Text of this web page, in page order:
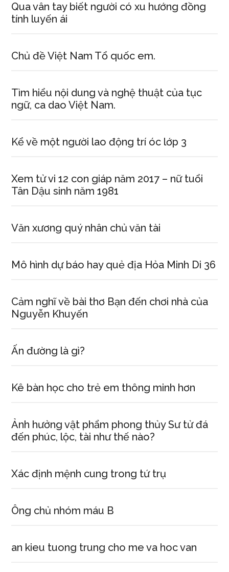
Qua vân tay biết người có xu hướng đồng
tính luyến ái
Chủ đề Việt Nam Tổ quốc em.
Tìm hiểu nội dung và nghệ thuật của tục
ngữ, ca dao Việt Nam.
Kể về một người lao động trí óc lớp 3
Xem tử vi 12 con giáp năm 2017 – nữ tuổi
Tân Dậu sinh năm 1981
Văn xương quý nhân chủ văn tài
Mô hình dự báo hay quẻ địa Hỏa Minh Di 36
Cảm nghĩ về bài thơ Bạn đến chơi nhà của
Nguyễn Khuyến
Ấn đường là gì?
Kê bàn học cho trẻ em thông minh hơn
Ảnh hưởng vật phẩm phong thủy Sư tử đá
đến phúc, lộc, tài như thế nào?
Xác định mệnh cung trong tứ trụ
Ông chủ nhóm máu B
an kieu tuong trung cho me va hoc van